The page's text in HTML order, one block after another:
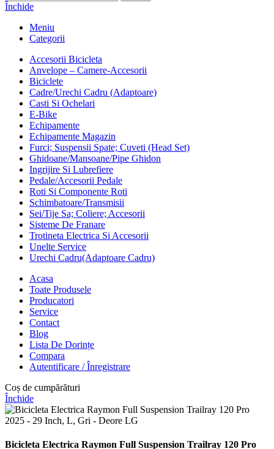
Închide
Meniu
Categorii
Accesorii Bicicleta
Anvelope – Camere-Accesorii
Biciclete
Cadre/Urechi Cadru (Adaptoare)
Casti Si Ochelari
E-Bike
Echipamente
Echipamente Magazin
Furci; Suspensii Spate; Cuveti (Head Set)
Ghidoane/Mansoane/Pipe Ghidon
Ingrijire Si Lubrefiere
Pedale/Accesorii Pedale
Roti Si Componente Roti
Schimbatoare/Transmisii
Sei/Tije Sa; Coliere; Accesorii
Sisteme De Franare
Trotineta Electrica Si Accesorii
Unelte Service
Urechi Cadru(Adaptoare Cadru)
Acasa
Toate Produsele
Producatori
Service
Contact
Blog
Lista De Dorințe
Compara
Autentificare / Înregistrare
Coș de cumpărături
Închide
Bicicleta Electrica Raymon Full Suspension Trailray 120 Pro